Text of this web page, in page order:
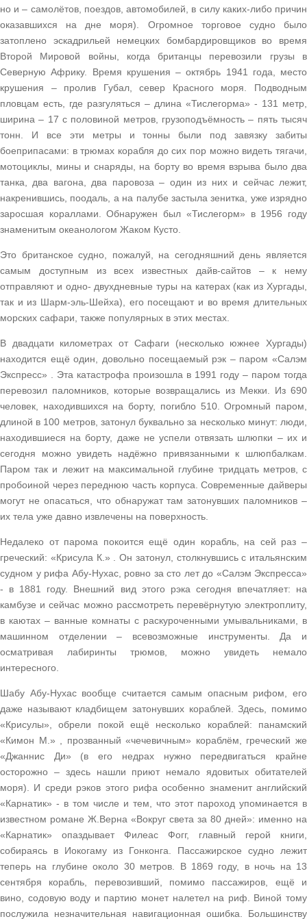
но и – самолётов, поездов, автомобилей, в силу каких-либо причин
оказавшихся на дне моря). Огромное торговое судно было
затоплено эскадрильей немецких бомбардировщиков во время
Второй Мировой войны, когда британцы перевозили грузы в
Северную Африку. Время крушения – октябрь 1941 года, место
крушения – пролив Губал, север Красного моря. Подводным
пловцам есть, где разгуляться – длина «Тислегорма» - 131 метр,
ширина – 17 с половиной метров, грузоподъёмность – пять тысяч
тонн. И все эти метры и тонны были под завязку забиты
боеприпасами: в трюмах корабля до сих пор можно видеть тягачи,
мотоциклы, мины и снаряды, на борту во время взрыва было два
танка, два вагона, два паровоза – один из них и сейчас лежит,
накренившись, поодаль, а на палубе застыла зенитка, уже изрядно
заросшая кораллами. Обнаружен был «Тислегорм» в 1956 году
знаменитым океанологом Жаком Кусто.
Это британское судно, пожалуй, на сегодняшний день является
самым доступным из всех известных дайв-сайтов – к нему
отправляют и одно- двухдневные туры на катерах (как из Хургады,
так и из Шарм-эль-Шейха), его посещают и во время длительных
морских сафари, также популярных в этих местах.
В двадцати километрах от Сафаги (несколько южнее Хургады)
находится ещё один, довольно посещаемый рэк – паром «Салэм
Экспресс» . Эта катастрофа произошла в 1991 году – паром тогда
перевозил паломников, которые возвращались из Мекки. Из 690
человек, находившихся на борту, погибло 510. Огромный паром,
длиной в 100 метров, затонул буквально за несколько минут: люди,
находившиеся на борту, даже не успели отвязать шлюпки – их и
сегодня можно увидеть надёжно привязанными к шлюпбалкам.
Паром так и лежит на максимальной глубине тридцать метров, с
пробоиной через переднюю часть корпуса. Современные дайверы
могут не опасаться, что обнаружат там затонувших паломников –
их тела уже давно извлечены на поверхность.
Недалеко от парома покоится ещё один корабль, на сей раз –
греческий: «Крисула К.» . Он затонул, столкнувшись с итальянским
судном у рифа Абу-Нухас, ровно за сто лет до «Салэм Экспресса»
- в 1881 году. Внешний вид этого рэка сегодня впечатляет: на
камбузе и сейчас можно рассмотреть перевёрнутую электроплиту,
в каютах – ванные комнаты с раскуроченными умывальниками, в
машинном отделении – всевозможные инструменты. Да и
осматривая лабиринты трюмов, можно увидеть немало
интересного.
Шабу Абу-Нухас вообще считается самым опасным рифом, его
даже называют кладбищем затонувших кораблей. Здесь, помимо
«Крисулы», обрели покой ещё несколько кораблей: панамский
«Кимон М.» , прозванный «чечевичным» кораблём, греческий же
«Джаннис Ди» (в его недрах нужно передвигаться крайне
осторожно – здесь нашли приют немало ядовитых обитателей
моря). И среди рэков этого рифа особенно знаменит английский
«Карнатик» - в том числе и тем, что этот пароход упоминается в
известном романе Ж.Верна «Вокруг света за 80 дней»: именно на
«Карнатик» опаздывает Филеас Фогг, главный герой книги,
собираясь в Иокогаму из Гонконга. Пассажирское судно лежит
теперь на глубине около 30 метров. В 1869 году, в ночь на 13
сентября корабль, перевозивший, помимо пассажиров, ещё и
вино, содовую воду и партию монет налетел на риф. Виной тому
послужила незначительная навигационная ошибка. Большинству